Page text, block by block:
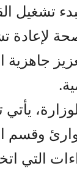
ببدء
لإعادة
جاهزية
وقسم
التي